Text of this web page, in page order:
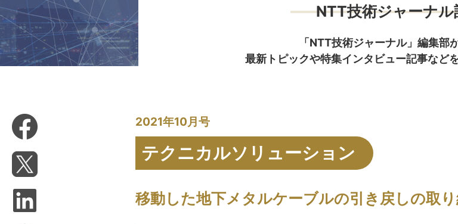
NTT技術ジャーナル
「NTT技術ジャーナル」編集部
最新トピックや特集インタビュー記事など
2021年10月号
テクニカルソリューション
移動した地下メタルケーブルの引き戻しの取